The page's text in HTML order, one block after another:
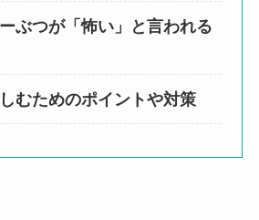
ぶつが「怖い」と言われる
むためのポイントや対策